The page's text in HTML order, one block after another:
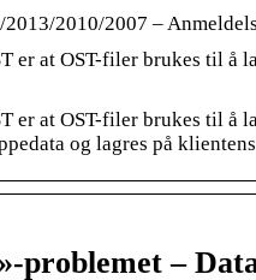
2010/2007 –
er at OST-filer brukes til å
er at OST-filer brukes til å
og lagres på
problemet –